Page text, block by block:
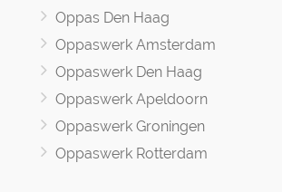
Oppas Den Haag
Oppaswerk Amsterdam
Oppaswerk Den Haag
Oppaswerk Apeldoorn
Oppaswerk Groningen
Oppaswerk Rotterdam